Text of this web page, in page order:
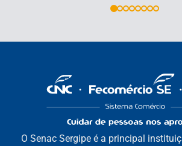
O Senac Sergipe é a principal